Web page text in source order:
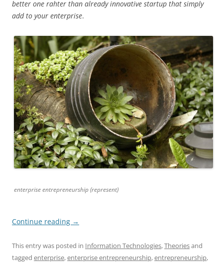
better one rahter than already innovative startup that simply
add to your enterprise.
enterprise entrepreneurship (represent)
Continue reading →
This entry was posted in Information Technologies,Theoriesand
tagged enterprise,enterprise entrepreneurship,entrepreneurship,